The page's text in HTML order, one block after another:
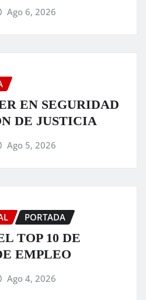
Ago 6, 2026
EN SEGURIDAD
DE JUSTICIA
Ago 5, 2026
PORTADA
TOP 10 DE
EMPLEO
Ago 4, 2026